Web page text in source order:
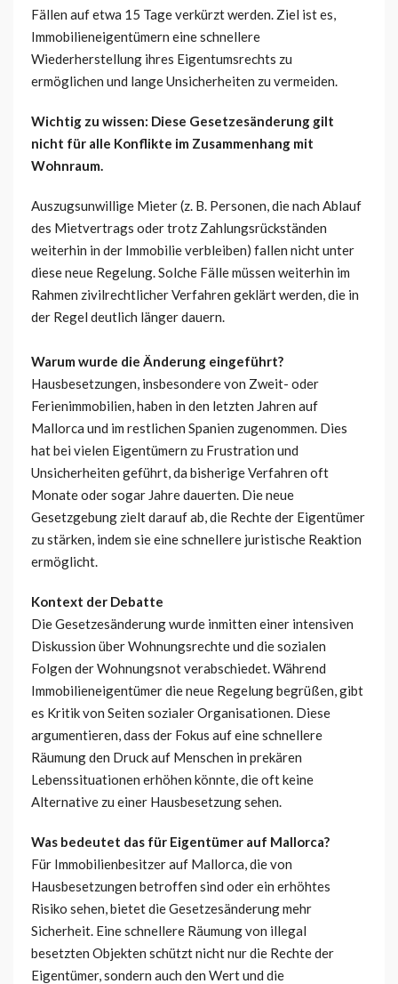
Fällen auf etwa 15 Tage verkürzt werden. Ziel ist es,
Immobilieneigentümern eine schnellere
Wiederherstellung ihres Eigentumsrechts zu
ermöglichen und lange Unsicherheiten zu vermeiden.
Wichtig zu wissen: Diese Gesetzesänderung gilt
nicht für alle Konflikte im Zusammenhang mit
Wohnraum.
Auszugsunwillige Mieter (z. B. Personen, die nach Ablauf
des Mietvertrags oder trotz Zahlungsrückständen
weiterhin in der Immobilie verbleiben) fallen nicht unter
diese neue Regelung. Solche Fälle müssen weiterhin im
Rahmen zivilrechtlicher Verfahren geklärt werden, die in
der Regel deutlich länger dauern.
Warum wurde die Änderung eingeführt?
Hausbesetzungen, insbesondere von Zweit- oder
Ferienimmobilien, haben in den letzten Jahren auf
Mallorca und im restlichen Spanien zugenommen. Dies
hat bei vielen Eigentümern zu Frustration und
Unsicherheiten geführt, da bisherige Verfahren oft
Monate oder sogar Jahre dauerten. Die neue
Gesetzgebung zielt darauf ab, die Rechte der Eigentümer
zu stärken, indem sie eine schnellere juristische Reaktion
ermöglicht.
Kontext der Debatte
Die Gesetzesänderung wurde inmitten einer intensiven
Diskussion über Wohnungsrechte und die sozialen
Folgen der Wohnungsnot verabschiedet. Während
Immobilieneigentümer die neue Regelung begrüßen, gibt
es Kritik von Seiten sozialer Organisationen. Diese
argumentieren, dass der Fokus auf eine schnellere
Räumung den Druck auf Menschen in prekären
Lebenssituationen erhöhen könnte, die oft keine
Alternative zu einer Hausbesetzung sehen.
Was bedeutet das für Eigentümer auf Mallorca?
Für Immobilienbesitzer auf Mallorca, die von
Hausbesetzungen betroffen sind oder ein erhöhtes
Risiko sehen, bietet die Gesetzesänderung mehr
Sicherheit. Eine schnellere Räumung von illegal
besetzten Objekten schützt nicht nur die Rechte der
Eigentümer, sondern auch den Wert und die